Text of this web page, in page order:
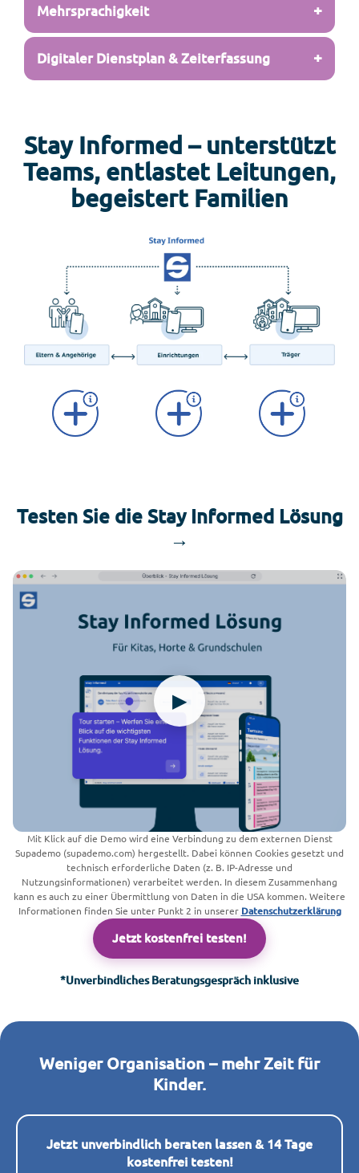
Mehrsprachigkeit +
Digitaler Dienstplan & Zeiterfassung +
Stay Informed – unterstützt
Teams, entlastet Leitungen,
begeistert Familien
Testen Sie die Stay Informed Lösung
→
Mit Klick auf die Demo wird eine Verbindung zu dem externen Dienst
Supademo (supademo.com) hergestellt. Dabei können Cookies gesetzt und
technisch erforderliche Daten (z. B. IP-Adresse und
Nutzungsinformationen) verarbeitet werden. In diesem Zusammenhang
kann es auch zu einer Übermittlung von Daten in die USA kommen. Weitere
Informationen finden Sie unter Punkt 2 in unserer Datenschutzerklärung
Jetzt kostenfrei testen!
*Unverbindliches Beratungsgespräch inklusive
Weniger Organisation – mehr Zeit für
Kinder.
Jetzt unverbindlich beraten lassen & 14 Tage
kostenfrei testen!